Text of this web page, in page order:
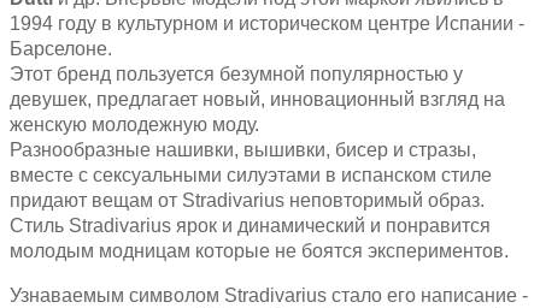
1994 году в культурном и историческом центре Испании -
Барселоне.
Этот бренд пользуется безумной популярностью у
девушек, предлагает новый, инновационный взгляд на
женскую молодежную моду.
Разнообразные нашивки, вышивки, бисер и стразы,
вместе с сексуальными силуэтами в испанском стиле
придают вещам от Stradivarius неповторимый образ.
Стиль Stradivarius ярок и динамический и понравится
молодым модницам которые не боятся экспериментов.
Узнаваемым символом Stradivarius стало его написание -